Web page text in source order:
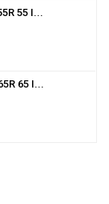
55 I...
65 I...